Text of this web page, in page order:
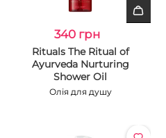
340 грн
Rituals The Ritual of
Ayurveda Nurturing
Shower Oil
Олія для душу